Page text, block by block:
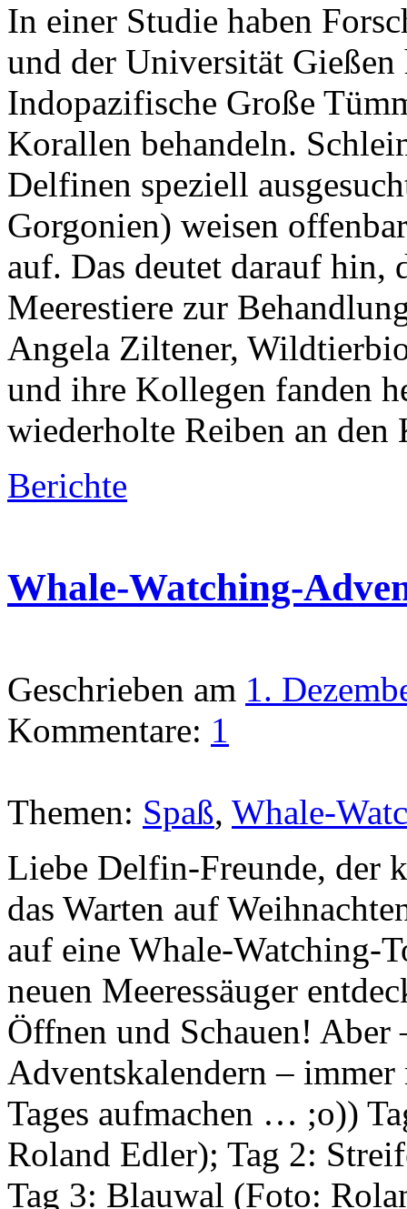
In einer Studie haben
und der Universität Gießen
Indopazifische Große
Korallen behandeln.
Delfinen speziell
Gorgonien) weisen
auf. Das deutet darauf hin,
Meerestiere zur
Angela Ziltener,
und ihre Kollegen fanden
wiederholte Reiben an
Berichte
Whale-Watching-
Geschrieben am 1.
Kommentare: 1
Themen: Spaß, Whale-
Liebe Delfin-Freunde, der
das Warten auf
auf eine Whale-Watching-
neuen Meeressäuger
Öffnen und Schauen!
Adventskalendern – immer
Tages aufmachen … ;o))
Roland Edler); Tag 2:
Tag 3: Blauwal (Foto: